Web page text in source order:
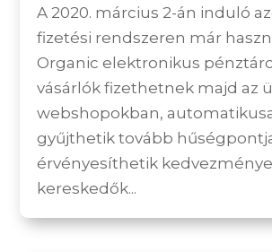
A 2020. március 2-án induló
fizetési rendszeren már
Organic elektronikus
vásárlók fizethetnek majd az
webshopokban,
gyűjthetik tovább
érvényesíthetik
kereskedők...